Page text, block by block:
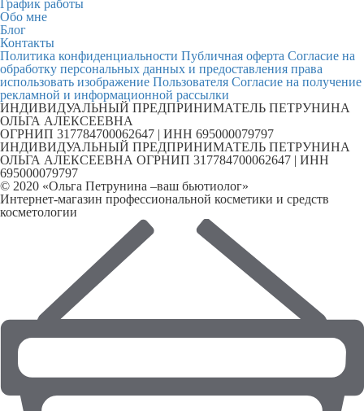
График работы
Обо мне
Блог
Контакты
Политика конфиденциальности Публичная оферта Согласие на
обработку персональных данных и предоставления права
использовать изображение Пользователя Согласие на получение
рекламной и информационной рассылки
ИНДИВИДУАЛЬНЫЙ ПРЕДПРИНИМАТЕЛЬ ПЕТРУНИНА
ОЛЬГА АЛЕКСЕЕВНА
ОГРНИП 317784700062647 | ИНН 695000079797
ИНДИВИДУАЛЬНЫЙ ПРЕДПРИНИМАТЕЛЬ ПЕТРУНИНА
ОЛЬГА АЛЕКСЕЕВНА ОГРНИП 317784700062647 | ИНН
695000079797
© 2020 «Ольга Петрунина –ваш бьютиолог»
Интернет-магазин профессиональной косметики и средств
косметологии